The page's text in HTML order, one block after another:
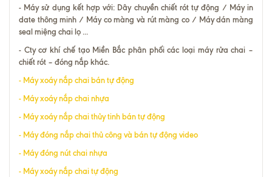
- Máy sử dụng kết hợp với: Dây chuyền chiết rót tự động / Máy in
date thông minh / Máy co màng và rút màng co / Máy dán màng
seal miệng chai lọ ...
- Cty cơ khí chế tạo Miền Bắc phân phối các loại máy rửa chai –
chiết rót – đóng nắp khác.
- Máy xoáy nắp chai bán tự động
- Máy xoáy nắp chai nhựa
- Máy xoáy nắp chai thủy tinh bán tự động
- Máy đóng nắp chai thủ công và bán tự động video
- Máy đóng nút chai nhựa
- Máy xoáy nắp chai tự động